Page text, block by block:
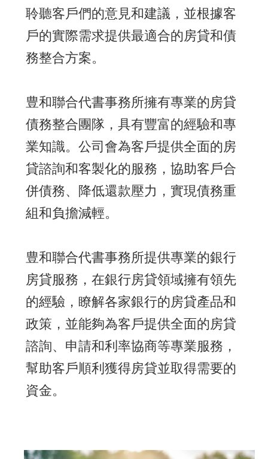
聆聽客戶們的意見和建議，並根據客
戶的實際需求提供最適合的房貸和債
務整合方案。
豊和聯合代書事務所擁有專業的房貸
債務整合團隊，具有豐富的經驗和專
業知識。公司會為客戶提供全面的房
貸諮詢和客製化的服務，協助客戶合
併債務、降低還款壓力，實現債務重
組和負擔減輕。
豊和聯合代書事務所提供專業的銀行
房貸服務，在銀行房貸領域擁有領先
的經驗，瞭解各家銀行的房貸產品和
政策，並能夠為客戶提供全面的房貸
諮詢、申請和利率協商等專業服務，
幫助客戶順利獲得房貸並取得需要的
資金。